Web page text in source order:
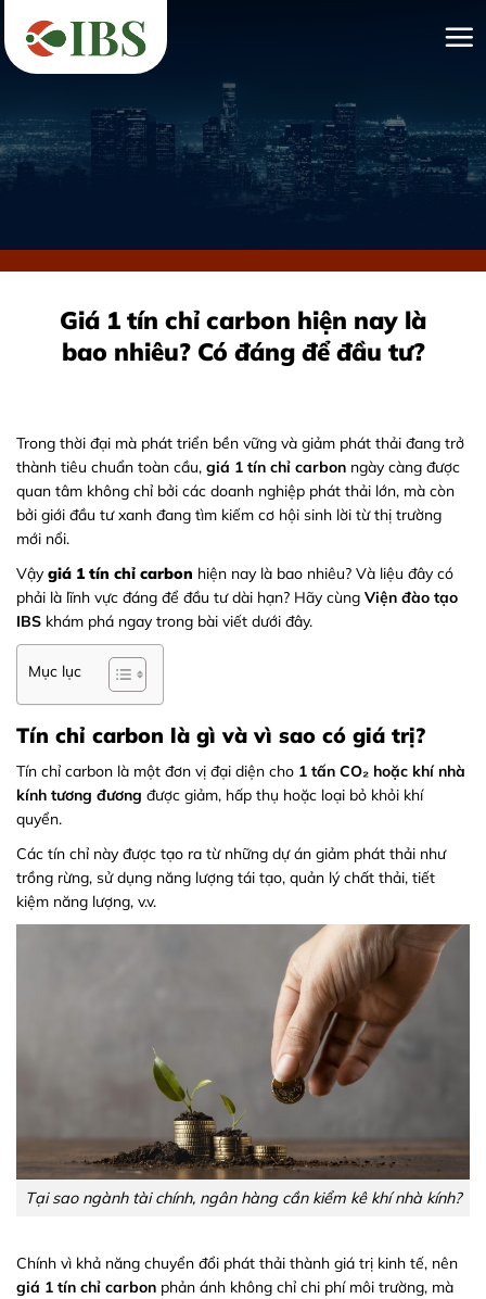
qua
nội
Giá 1 tín chỉ carbon hiện nay là
bao nhiêu? Có đáng để đầu tư?
Trong thời đại mà phát triển bền vững và giảm phát thải đang trở
thành tiêu chuẩn toàn cầu, giá 1 tín chỉ carbon ngày càng được
quan tâm không chỉ bởi các doanh nghiệp phát thải lớn, mà còn
bởi giới đầu tư xanh đang tìm kiếm cơ hội sinh lời từ thị trường
mới nổi.
Vậy giá 1 tín chỉ carbon hiện nay là bao nhiêu? Và liệu đây có
phải là lĩnh vực đáng để đầu tư dài hạn? Hãy cùng Viện đào tạo
IBS khám phá ngay trong bài viết dưới đây.
Mục lục
Tín chỉ carbon là gì và vì sao có giá trị?
Tín chỉ carbon là một đơn vị đại diện cho 1 tấn CO₂ hoặc khí nhà
kính tương đương được giảm, hấp thụ hoặc loại bỏ khỏi khí
quyển.
Các tín chỉ này được tạo ra từ những dự án giảm phát thải như
trồng rừng, sử dụng năng lượng tái tạo, quản lý chất thải, tiết
kiệm năng lượng, v.v.
Tại sao ngành tài chính, ngân hàng cần kiểm kê khí nhà kính?
Chính vì khả năng chuyển đổi phát thải thành giá trị kinh tế, nên
giá 1 tín chỉ carbon phản ánh không chỉ chi phí môi trường, mà